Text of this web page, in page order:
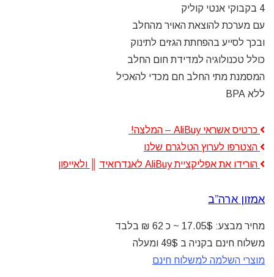
4 בקבוקי אנטי קוליק
עם מערכת להוצאת האויר מהחלב
ובכך לסייע בהפחתת הגזים לתינוק
כולל טכנולוגיה למדידת חום החלב
המסמנת מתי החלב חם מכדי להאכיל
ללא BPA
כרטיס אשראי AliBuy – המלצה!
הצטרפו לערוץ הטלגרם שלנו
הורידו את אפליקציית AliBuy לאנדרואיד
ולאייפון
אמזון ארה”ב
מחיר מבצע: 17.05$ ~ כ 62 ₪ בלבד
משלוח חינם בקניה ב 49$ ומעלה
מוצרי השלמה למשלוח חינם